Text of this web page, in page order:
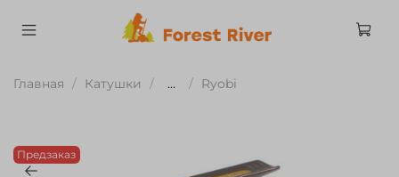
Главная Катушки ... Ryobi
Предзаказ